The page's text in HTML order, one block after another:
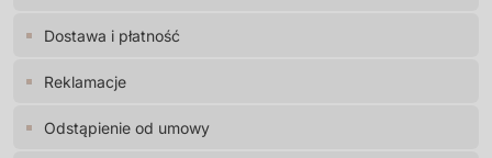
Dostawa i płatność
Reklamacje
Odstąpienie od umowy